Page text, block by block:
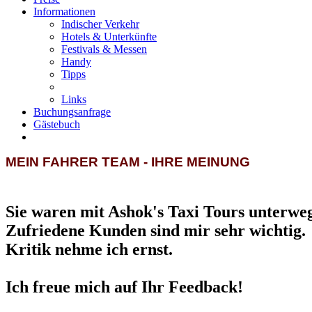
Informationen
Indischer Verkehr
Hotels & Unterkünfte
Festivals & Messen
Handy
Tipps
Links
Buchungsanfrage
Gästebuch
MEIN FAHRER TEAM - IHRE MEINUNG
Sie waren mit Ashok's Taxi Tours
Zufriedene Kunden sind mir sehr wichtig.
Kritik nehme ich ernst.
Ich freue mich auf Ihr Feedback!